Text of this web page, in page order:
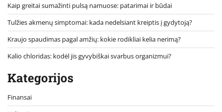
Kaip greitai sumažinti pulsą namuose: patarimai ir būdai
Tulžies akmenų simptomai: kada nedelsiant kreiptis į gydytoją?
Kraujo spaudimas pagal amžių: kokie rodikliai kelia nerimą?
Kalio chloridas: kodėl jis gyvybiškai svarbus organizmui?
Kategorijos
Finansai